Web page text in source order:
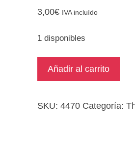
3,00€ IVA incluído
1 disponibles
Contagio
Añadir al carrito
SKU:4470 Categoría: